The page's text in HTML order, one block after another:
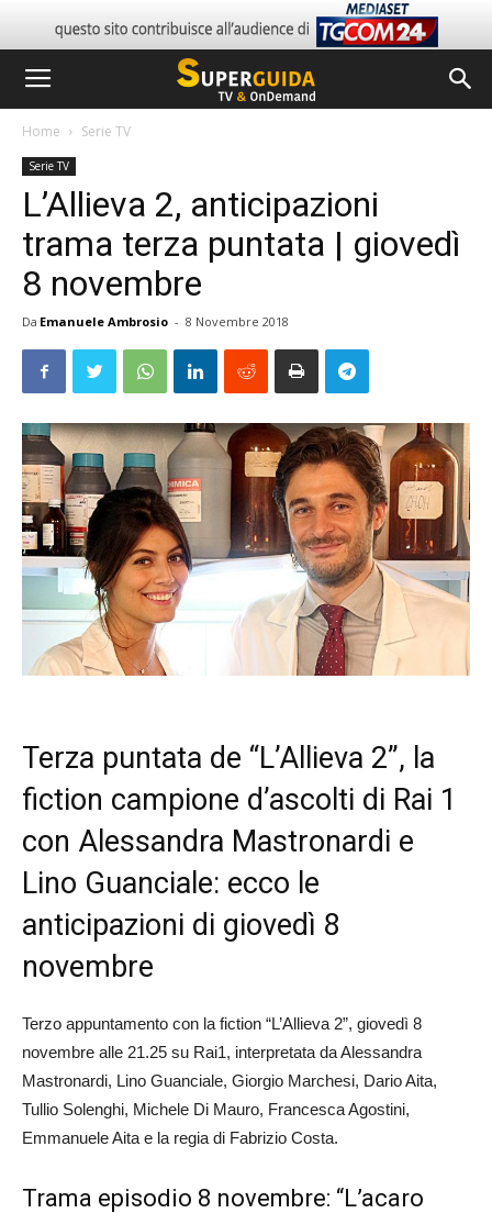
Home Serie TV
Serie TV
L’Allieva 2, anticipazioni
trama terza puntata | giovedì
8 novembre
Da Emanuele Ambrosio - 8 Novembre 2018
Terza puntata de “L’Allieva 2”, la
fiction campione d’ascolti di Rai 1
con Alessandra Mastronardi e
Lino Guanciale: ecco le
anticipazioni di giovedì 8
novembre
Terzo appuntamento con la fiction “L’Allieva 2”, giovedì 8
novembre alle 21.25 su Rai1, interpretata da Alessandra
Mastronardi, Lino Guanciale, Giorgio Marchesi, Dario Aita,
Tullio Solenghi, Michele Di Mauro, Francesca Agostini,
Emmanuele Aita e la regia di Fabrizio Costa.
Trama episodio 8 novembre: “L’acaro